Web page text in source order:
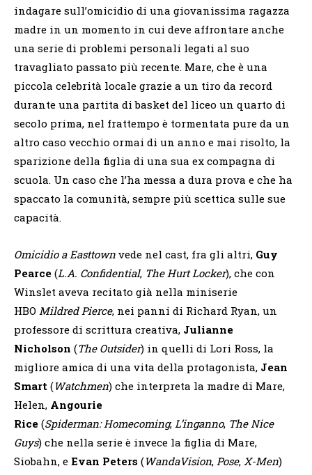
indagare sull’omicidio di una giovanissima ragazza
madre in un momento in cui deve affrontare anche
una serie di problemi personali legati al suo
travagliato passato più recente. Mare, che è una
piccola celebrità locale grazie a un tiro da record
durante una partita di basket del liceo un quarto di
secolo prima, nel frattempo è tormentata pure da un
altro caso vecchio ormai di un anno e mai risolto, la
sparizione della figlia di una sua ex compagna di
scuola. Un caso che l’ha messa a dura prova e che ha
spaccato la comunità, sempre più scettica sulle sue
capacità.
Omicidio a Easttown vede nel cast, fra gli altri, Guy
Pearce (L.A. Confidential, The Hurt Locker), che con
Winslet aveva recitato già nella miniserie
HBO Mildred Pierce, nei panni di Richard Ryan, un
professore di scrittura creativa, Julianne
Nicholson (The Outsider) in quelli di Lori Ross, la
migliore amica di una vita della protagonista, Jean
Smart (Watchmen) che interpreta la madre di Mare,
Helen, Angourie
Rice (Spiderman: Homecoming, L’inganno, The Nice
Guys) che nella serie è invece la figlia di Mare,
Siobahn, e Evan Peters (WandaVision, Pose, X-Men)